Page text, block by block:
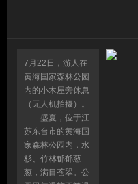
7月22日，游人在
黄海国家森林公园
内的小木屋旁休息
（无人机拍摄）。
盛夏，位于江
苏东台市的黄海国
家森林公园内，水
杉、竹林郁郁葱
葱，满目苍翠。公